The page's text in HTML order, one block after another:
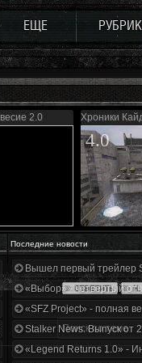
ЕЩЕ
2.0 Хроники
4.0
Последние новости
1.3.5.ООП.МА.К.
Вышел первый трейлер
«Выбор» - четвертый
«SFZ Project» - полная
Stalker News. Выпуск от
«Legend Returns 1.0» -